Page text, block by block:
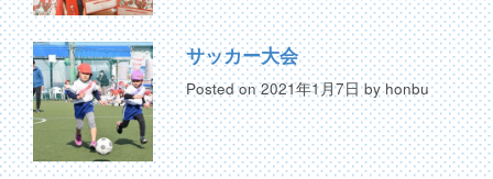
サッカー大会
Posted on2021年1月7日byhonbu